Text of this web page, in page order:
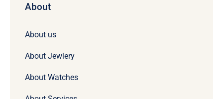
About
About us
About Jewlery
About Watches